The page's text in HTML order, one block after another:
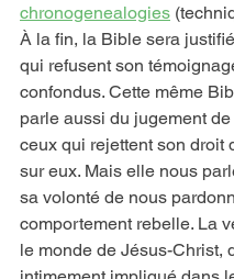
chronogenealogies
À la fin, la Bible sera
qui refusent son
confondus. Cette même
parle aussi du jugement
ceux qui rejettent son droit
sur eux. Mais elle nous
sa volonté de nous
comportement rebelle. La
le monde de Jésus-Christ,